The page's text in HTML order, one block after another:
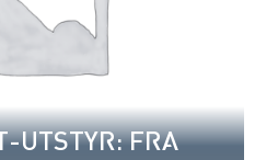
UTSTYR: FRA